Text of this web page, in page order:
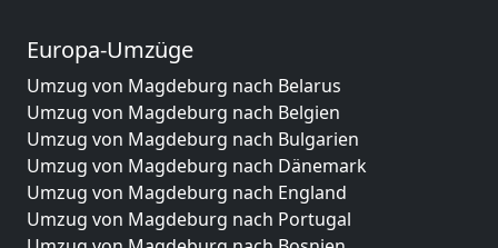
Europa-Umzüge
Umzug von Magdeburg nach Belarus
Umzug von Magdeburg nach Belgien
Umzug von Magdeburg nach Bulgarien
Umzug von Magdeburg nach Dänemark
Umzug von Magdeburg nach England
Umzug von Magdeburg nach Portugal